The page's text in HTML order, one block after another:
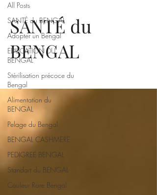
All Posts
SANTÉ du BENGAL
Adopter un Bengal
EDUCATION DU
BENGAL
Stérilisation précoce du
Bengal
Alimentation du
BENGAL
Pelage du Bengal
BENGAL CASHMERE
PEDIGREE BENGAL
Standart du BENGAL
Couleur Rare Bengal
SANTÉ du
BENGAL